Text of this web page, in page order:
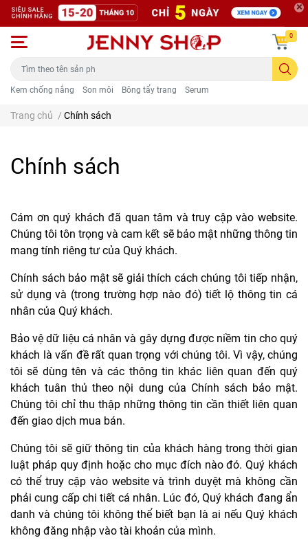
Kem chống nắng Son môi Bông tẩy trang Serum
0
Trang chủ / Chính sách
Chính sách
Cám ơn quý khách đã quan tâm và truy cập vào website.
Chúng tôi tôn trọng và cam kết sẽ bảo mật những thông tin
mang tính riêng tư của Quý khách.
Chính sách bảo mật sẽ giải thích cách chúng tôi tiếp nhận,
sử dụng và (trong trường hợp nào đó) tiết lộ thông tin cá
nhân của Quý khách.
Bảo vệ dữ liệu cá nhân và gây dựng được niềm tin cho quý
khách là vấn đề rất quan trọng với chúng tôi. Vì vậy, chúng
tôi sẽ dùng tên và các thông tin khác liên quan đến quý
khách tuân thủ theo nội dung của Chính sách bảo mật.
Chúng tôi chỉ thu thập những thông tin cần thiết liên quan
đến giao dịch mua bán.
Chúng tôi sẽ giữ thông tin của khách hàng trong thời gian
luật pháp quy định hoặc cho mục đích nào đó. Quý khách
có thể truy cập vào website và trình duyệt mà không cần
phải cung cấp chi tiết cá nhân. Lúc đó, Quý khách đang ẩn
danh và chúng tôi không thể biết bạn là ai nếu Quý khách
không đăng nhập vào tài khoản của mình.